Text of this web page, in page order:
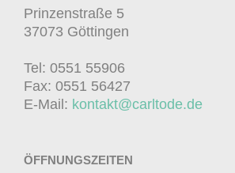
Prinzenstraße 5
37073 Göttingen
Tel: 0551 55906
Fax: 0551 56427
E-Mail: kontakt@carltode.de
ÖFFNUNGSZEITEN